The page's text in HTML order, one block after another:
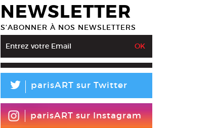
NEWSLETTER
S’ABONNER À NOS NEWSLETTERS
L parisART sur Twitter
parisART sur Instagram